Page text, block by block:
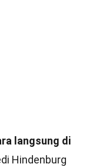
langsung di
Hindenburg